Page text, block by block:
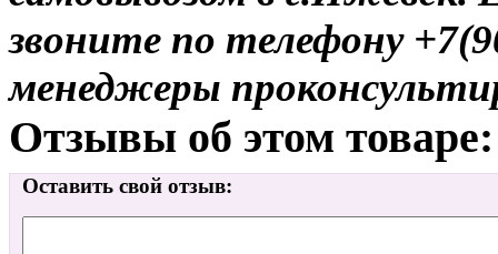
звоните по телефону
менеджеры
Отзывы об этом товаре:
Оставить свой отзыв: